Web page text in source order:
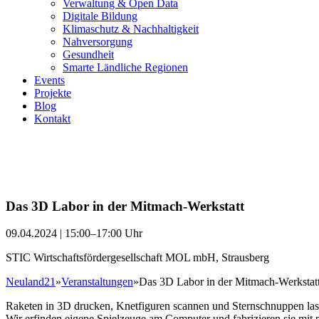
Verwaltung & Open Data
Digitale Bildung
Klimaschutz & Nachhaltigkeit
Nahversorgung
Gesundheit
Smarte Ländliche Regionen
Events
Projekte
Blog
Kontakt
Das 3D Labor in der Mitmach-Werkstatt
09.04.2024 | 15:00–17:00 Uhr
STIC Wirtschaftsfördergesellschaft MOL mbH, Strausberg
Neuland21»Veranstaltungen»Das 3D Labor in der Mitmach-
Raketen in 3D drucken, Knetfiguren scannen und Sternschnuppen